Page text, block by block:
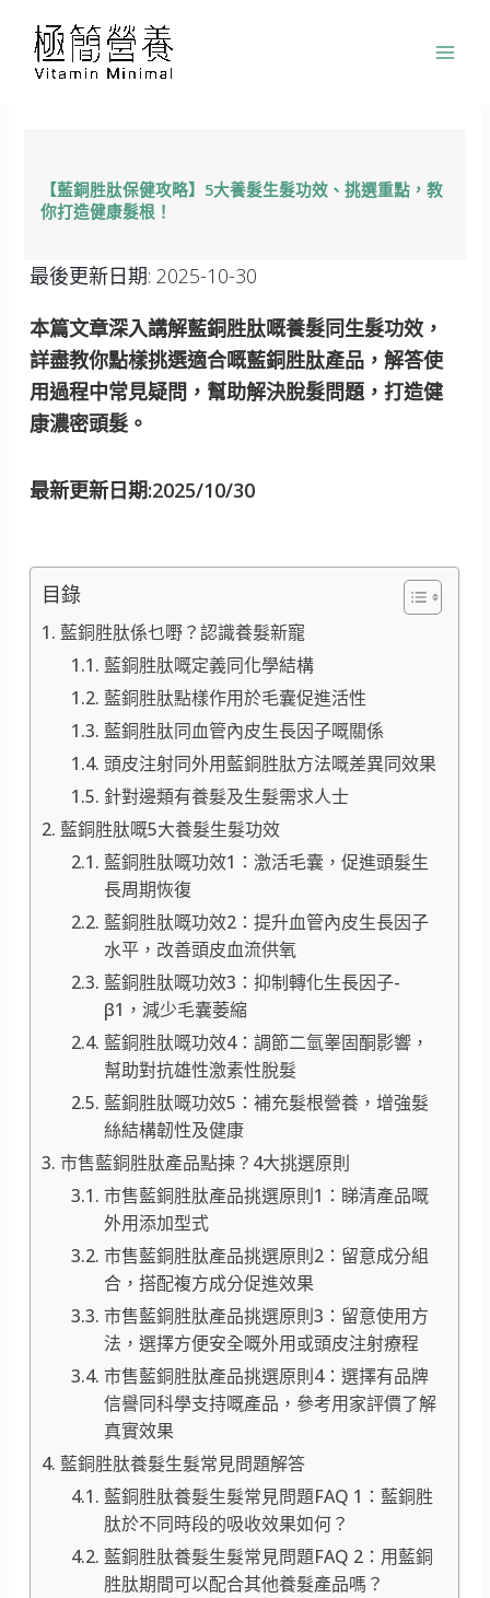
【藍銅胜肽保健攻略】5大養髮生髮功效、挑選重點，教
你打造健康髮根！
最後更新日期: 2025-10-30
本篇文章深入講解藍銅胜肽嘅養髮同生髮功效，
詳盡教你點樣挑選適合嘅藍銅胜肽產品，解答使
用過程中常見疑問，幫助解決脫髮問題，打造健
康濃密頭髮。
最新更新日期:2025/10/30
目錄
藍銅胜肽係乜嘢？認識養髮新寵
藍銅胜肽嘅定義同化學結構
藍銅胜肽點樣作用於毛囊促進活性
藍銅胜肽同血管內皮生長因子嘅關係
頭皮注射同外用藍銅胜肽方法嘅差異同效果
針對邊類有養髮及生髮需求人士
藍銅胜肽嘅5大養髮生髮功效
藍銅胜肽嘅功效1：激活毛囊，促進頭髮生
長周期恢復
藍銅胜肽嘅功效2：提升血管內皮生長因子
水平，改善頭皮血流供氧
藍銅胜肽嘅功效3：抑制轉化生長因子-
β1，減少毛囊萎縮
藍銅胜肽嘅功效4：調節二氫睾固酮影響，
幫助對抗雄性激素性脫髮
藍銅胜肽嘅功效5：補充髮根營養，增強髮
絲結構韌性及健康
市售藍銅胜肽產品點揀？4大挑選原則
市售藍銅胜肽產品挑選原則1：睇清產品嘅
外用添加型式
市售藍銅胜肽產品挑選原則2：留意成分組
合，搭配複方成分促進效果
市售藍銅胜肽產品挑選原則3：留意使用方
法，選擇方便安全嘅外用或頭皮注射療程
市售藍銅胜肽產品挑選原則4：選擇有品牌
信譽同科學支持嘅產品，參考用家評價了解
真實效果
藍銅胜肽養髮生髮常見問題解答
藍銅胜肽養髮生髮常見問題FAQ 1：藍銅胜
肽於不同時段的吸收效果如何？
藍銅胜肽養髮生髮常見問題FAQ 2：用藍銅
胜肽期間可以配合其他養髮產品嗎？